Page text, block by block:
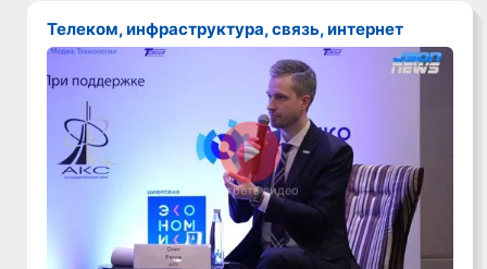
Телеком, инфраструктура, связь, интернет
Смотреть видео